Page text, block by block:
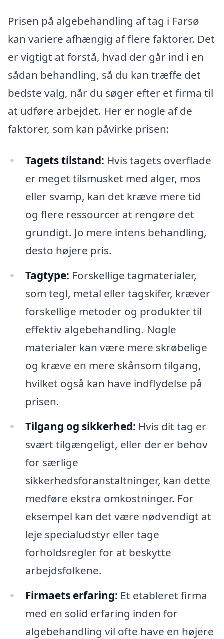
Prisen på algebehandling af tag i Farsø
kan variere afhængig af flere faktorer. Det
er vigtigt at forstå, hvad der går ind i en
sådan behandling, så du kan træffe det
bedste valg, når du søger efter et firma til
at udføre arbejdet. Her er nogle af de
faktorer, som kan påvirke prisen:
Tagets tilstand: Hvis tagets overflade
er meget tilsmusket med alger, mos
eller svamp, kan det kræve mere tid
og flere ressourcer at rengøre det
grundigt. Jo mere intens behandling,
desto højere pris.
Tagtype: Forskellige tagmaterialer,
som tegl, metal eller tagskifer, kræver
forskellige metoder og produkter til
effektiv algebehandling. Nogle
materialer kan være mere skrøbelige
og kræve en mere skånsom tilgang,
hvilket også kan have indflydelse på
prisen.
Tilgang og sikkerhed: Hvis dit tag er
svært tilgængeligt, eller der er behov
for særlige
sikkerhedsforanstaltninger, kan dette
medføre ekstra omkostninger. For
eksempel kan det være nødvendigt at
leje specialudstyr eller tage
forholdsregler for at beskytte
arbejdsfolkene.
Firmaets erfaring: Et etableret firma
med en solid erfaring inden for
algebehandling vil ofte have en højere